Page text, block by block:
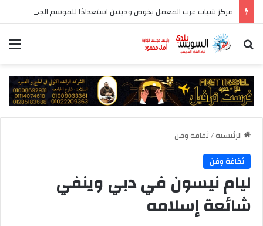
مركز شباب عرب المعمل يخوض وديتين استعدادًا للموسم الجديد
بحث عن
الرئيسية/ثقافة وفن
ثقافة وفن
ليام نيسون في دبي وينفي
شائعة إسلامه